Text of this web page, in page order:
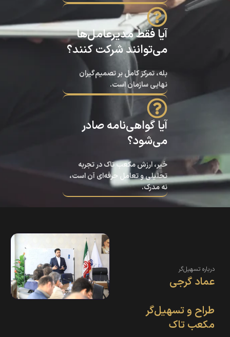
آیا فقط مدیرعامل‌ها
می‌توانند شرکت کنند؟
بله، تمرکز کامل بر تصمیم‌گیران
نهایی سازمان است.
آیا گواهی‌نامه صادر
می‌شود؟
خیر، ارزش مکعب تاک در تجربه
تحلیلی و تعامل حرفه‌ای آن است،
نه مدرک.
درباره تسهیل‌گر
عماد گرجی
طراح و تسهیل‌گر
مکعب تاک